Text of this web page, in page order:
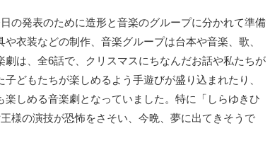
の発表のために造形と音楽のグループに分かれて準備
衣装などの制作、音楽グループは台本や音楽、歌、
劇は、全6話で、クリスマスにちなんだお話や私たちが
どもたちが楽しめるよう手遊びが盛り込まれたり、
しめる音楽劇となっていました。特に「しらゆきひ
様の演技が恐怖をさそい、今晩、夢に出てきそうで